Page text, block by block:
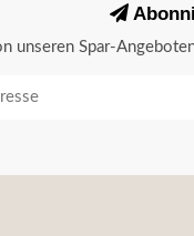
unseren Spar-